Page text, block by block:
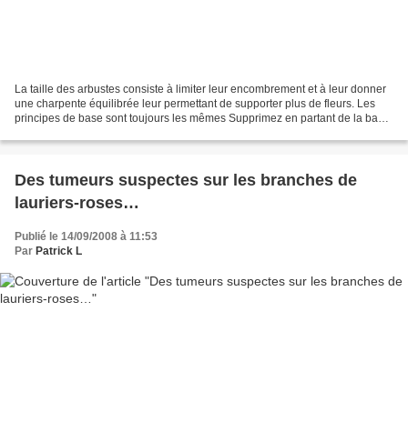
La taille des arbustes consiste à limiter leur encombrement et à leur donner
une charpente équilibrée leur permettant de supporter plus de fleurs. Les
principes de base sont toujours les mêmes Supprimez en partant de la base
Des tumeurs suspectes sur les branches de
lauriers-roses…
Publié le 14/09/2008 à 11:53
Par Patrick L